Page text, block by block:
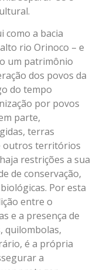
como a bacia
rio Orinoco – e
um patrimônio
dos povos da
do tempo
por povos
parte,
terras
outros territórios
restrições a sua
de conservação,
Por esta
entre o
e a presença de
quilombolas,
é a própria
a